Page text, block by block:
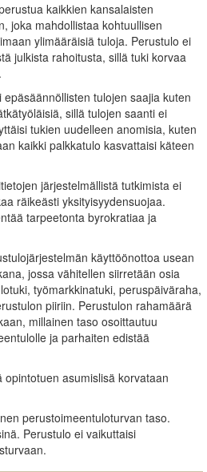
kaikkien kansalaisten
joka mahdollistaa kohtuullisen
ylimääräisiä tuloja. Perustulo ei
julkista rahoitusta, sillä tuki korvaa
tulojen saajia kuten
sillä tulojen saanti ei
tukien uudelleen anomisia, kuten
kaikki palkkatulo kasvattaisi käteen
järjestelmällistä tutkimista ei
räikeästi yksityisyydensuojaa.
tarpeetonta byrokratiaa ja
käyttöönottoa usean
jossa vähitellen siirretään osia
työmarkkinatuki, peruspäiväraha,
piiriin. Perustulon rahamäärä
millainen taso osoittautuu
ja parhaiten edistää
asumislisä korvataan
perustoimeentuloturvan taso.
Perustulo ei vaikuttaisi